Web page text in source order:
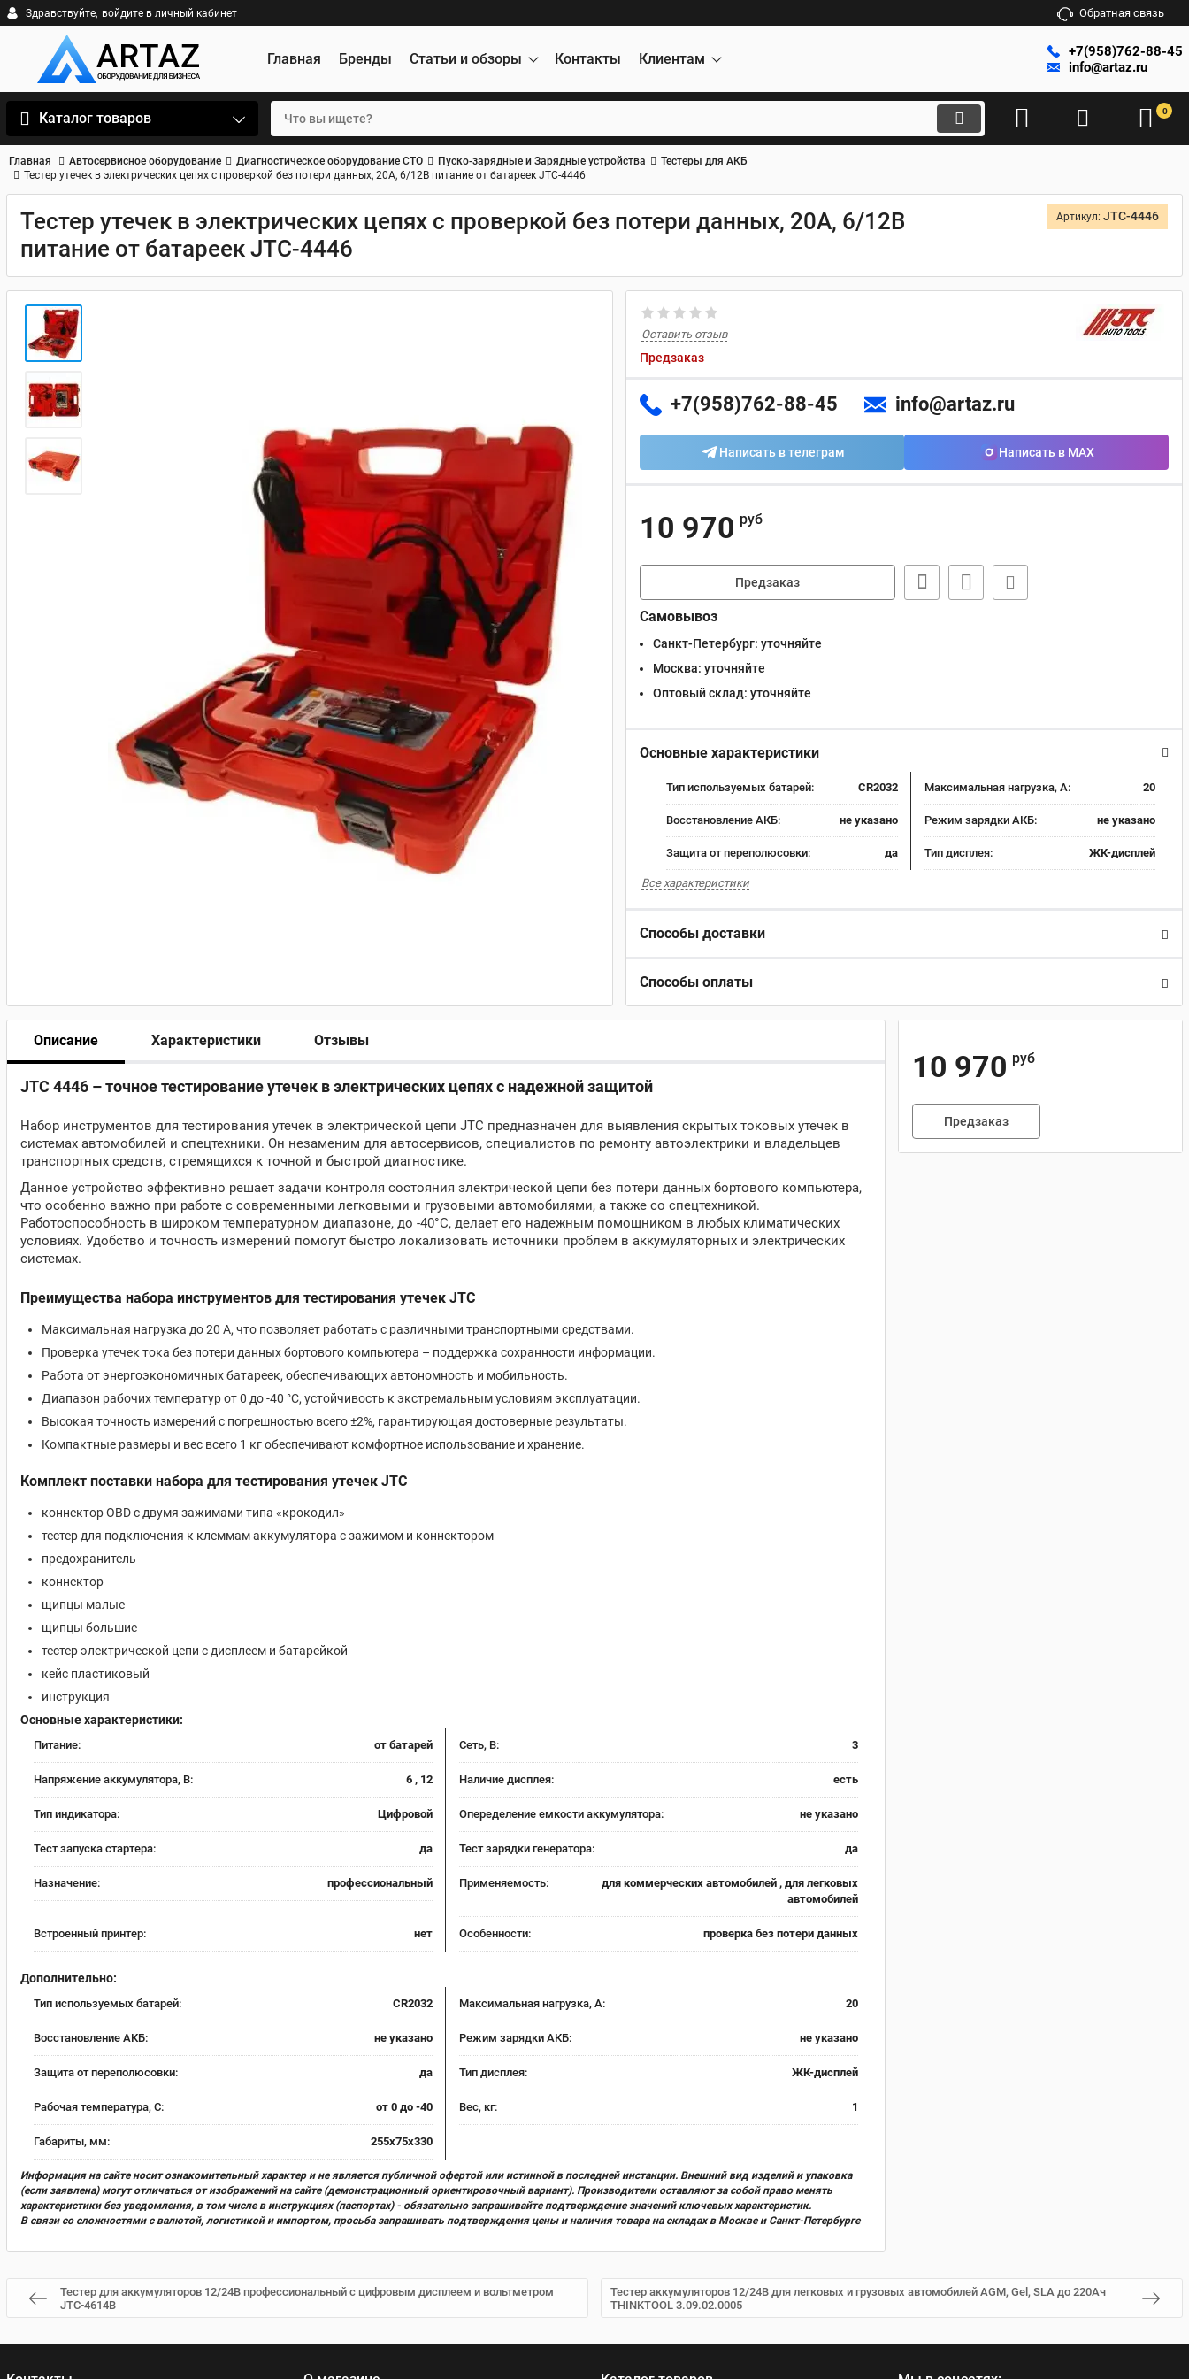
Здравствуйте, войдите в личный кабинет Обратная связь
Главная Бренды Статьи и обзоры Контакты Клиентам
+7(958)762-88-45
info@artaz.ru
Каталог товаров 0
Главная Автосервисное оборудование Диагностическое оборудование СТО Пуско-зарядные и Зарядные устройства
Тестеры для АКБ
Тестер утечек в электрических цепях с проверкой без потери данных, 20А, 6/12В питание от батареек JTC-4446
Тестер утечек в электрических цепях с проверкой без потери данных, 20А, 6/12В
питание от батареек JTC-4446
Артикул: JTC-4446
Оставить отзыв
Предзаказ
+7(958)762-88-45 info@artaz.ru
Написать в телеграм Написать в MAX
10 970 руб
Предзаказ
Самовывоз
Санкт-Петербург: уточняйте
Москва: уточняйте
Оптовый склад: уточняйте
Основные характеристики
Тип используемых батарей: CR2032 Максимальная нагрузка, А: 20
Восстановление АКБ: не указано Режим зарядки АКБ: не указано
Защита от переполюсовки: да Тип дисплея: ЖК-дисплей
Все характеристики
Способы доставки
Способы оплаты
Описание Характеристики Отзывы
JTC 4446 – точное тестирование утечек в электрических цепях с надежной защитой
Набор инструментов для тестирования утечек в электрической цепи JTC предназначен для выявления скрытых токовых утечек в
системах автомобилей и спецтехники. Он незаменим для автосервисов, специалистов по ремонту автоэлектрики и владельцев
транспортных средств, стремящихся к точной и быстрой диагностике.
Данное устройство эффективно решает задачи контроля состояния электрической цепи без потери данных бортового компьютера,
что особенно важно при работе с современными легковыми и грузовыми автомобилями, а также со спецтехникой.
Работоспособность в широком температурном диапазоне, до -40°C, делает его надежным помощником в любых климатических
условиях. Удобство и точность измерений помогут быстро локализовать источники проблем в аккумуляторных и электрических
системах.
Преимущества набора инструментов для тестирования утечек JTC
Максимальная нагрузка до 20 А, что позволяет работать с различными транспортными средствами.
Проверка утечек тока без потери данных бортового компьютера – поддержка сохранности информации.
Работа от энергоэкономичных батареек, обеспечивающих автономность и мобильность.
Диапазон рабочих температур от 0 до -40 °C, устойчивость к экстремальным условиям эксплуатации.
Высокая точность измерений с погрешностью всего ±2%, гарантирующая достоверные результаты.
Компактные размеры и вес всего 1 кг обеспечивают комфортное использование и хранение.
Комплект поставки набора для тестирования утечек JTC
коннектор OBD с двумя зажимами типа «крокодил»
тестер для подключения к клеммам аккумулятора с зажимом и коннектором
предохранитель
коннектор
щипцы малые
щипцы большие
тестер электрической цепи с дисплеем и батарейкой
кейс пластиковый
инструкция
Основные характеристики:
Питание: от батарей Сеть, В: 3
Напряжение аккумулятора, В: 6 , 12 Наличие дисплея: есть
Тип индикатора: Цифровой Опеределение емкости аккумулятора: не указано
Тест запуска стартера: да Тест зарядки генератора: да
Назначение: профессиональный Применяемость:
для коммерческих автомобилей , для легковых
автомобилей
Встроенный принтер: нет Особенности: проверка без потери данных
Дополнительно:
Тип используемых батарей: CR2032 Максимальная нагрузка, А: 20
Восстановление АКБ: не указано Режим зарядки АКБ: не указано
Защита от переполюсовки: да Тип дисплея: ЖК-дисплей
Рабочая температура, С: от 0 до -40 Вес, кг: 1
Габариты, мм: 255х75х330
Информация на сайте носит ознакомительный характер и не является публичной офертой или истинной в последней инстанции. Внешний вид изделий и упаковка
(если заявлена) могут отличаться от изображений на сайте (демонстрационный ориентировочный вариант). Производители оставляют за собой право менять
характеристики без уведомления, в том числе в инструкциях (паспортах) - обязательно запрашивайте подтверждение значений ключевых характеристик.
В связи со сложностями с валютой, логистикой и импортом, просьба запрашивать подтверждения цены и наличия товара на складах в Москве и Санкт-Петербурге
10 970 руб
Предзаказ
Тестер для аккумуляторов 12/24В профессиональный с цифровым дисплеем и вольтметром
JTC-4614B
Тестер аккумуляторов 12/24В для легковых и грузовых автомобилей AGM, Gel, SLA до 220Ач
THINKTOOL 3.09.02.0005